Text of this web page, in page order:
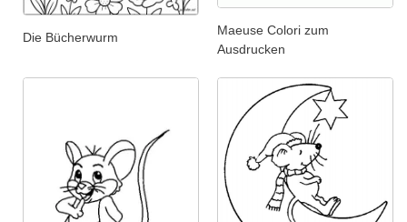
Die Bücherwurm
Maeuse Colori zum
Ausdrucken